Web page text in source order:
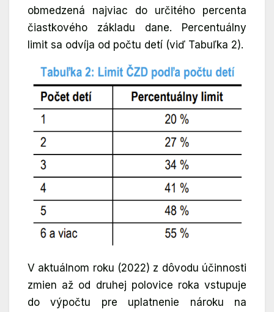
obmedzená najviac do určitého percenta
čiastkového základu dane. Percentuálny
limit sa odvíja od počtu detí (viď Tabuľka 2).
V aktuálnom roku (2022) z dôvodu účinnosti
zmien až od druhej polovice roka vstupuje
do výpočtu pre uplatnenie nároku na